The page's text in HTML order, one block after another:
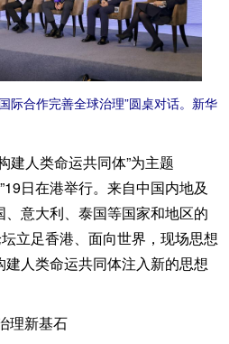
合作完善全球治理”圆桌对话。新华
人类命运共同体”为主题
日在港举行。来自中国内地及
意大利、泰国等国家和地区的
立足香港、面向世界，现场思想
人类命运共同体注入新的思想
理新基石